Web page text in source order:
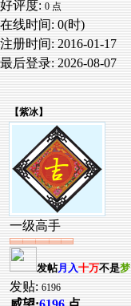
好评度: 0 点
在线时间: 0(时)
注册时间: 2016-01-17
最后登录: 2026-08-07
【紫冰】
一级高手
发帖月入十万不是梦
发贴: 6196